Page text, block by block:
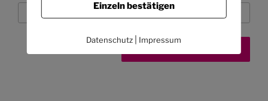
Einzeln bestätigen
Datenschutz Impressum